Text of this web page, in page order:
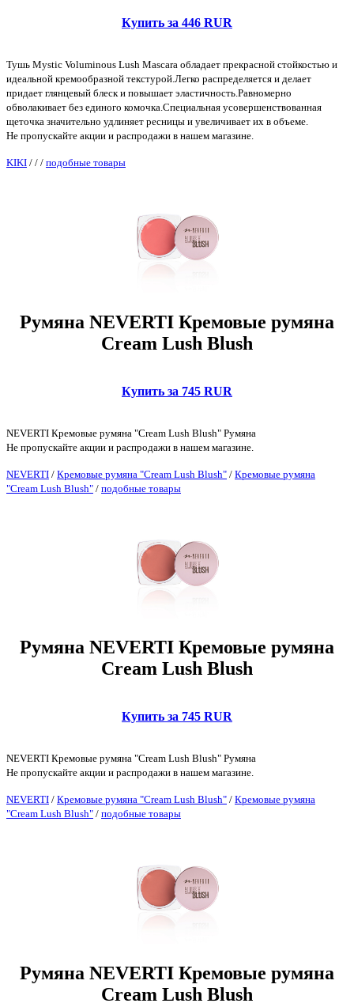
Купить за 446 RUR
Тушь Mystic Voluminous Lush Mascara обладает прекрасной стойкостью и
идеальной кремообразной текстурой.Легко распределяется и делает
придает глянцевый блеск и повышает эластичность.Равномерно
обволакивает без единого комочка.Специальная усовершенствованная
щеточка значительно удлиняет ресницы и увеличивает их в объеме.
Не пропускайте акции и распродажи в нашем магазине.
KIKI / / / подобные товары
Румяна NEVERTI Кремовые румяна
Cream Lush Blush
Купить за 745 RUR
NEVERTI Кремовые румяна "Cream Lush Blush" Румяна
Не пропускайте акции и распродажи в нашем магазине.
NEVERTI / Кремовые румяна "Cream Lush Blush" / Кремовые румяна
"Cream Lush Blush" / подобные товары
Румяна NEVERTI Кремовые румяна
Cream Lush Blush
Купить за 745 RUR
NEVERTI Кремовые румяна "Cream Lush Blush" Румяна
Не пропускайте акции и распродажи в нашем магазине.
NEVERTI / Кремовые румяна "Cream Lush Blush" / Кремовые румяна
"Cream Lush Blush" / подобные товары
Румяна NEVERTI Кремовые румяна
Cream Lush Blush